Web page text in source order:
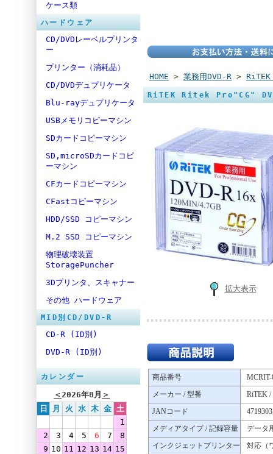
ケース類
ハードウェア
CD/DVDレーベルプリンタ
ー
プリンター（消耗品）
CD/DVDデュプリケータ
Blu-rayデュプリケータ
USBメモリコピーマシン
SDカードコピーマシン
SD,microSDカードコピ
ーマシン
CFカードコピーマシン
CFastコピーマシン
HDD/SSD コピーマシン
M.2 SSD コピーマシン
物理破壊装置
StoragePuncher
3Dプリンタ、スキャナー
その他 ハードウェア
MID別CD/DVD-R
CD-R (ID別)
DVD-R (ID別)
カレンダー
＜2026年8月 ＞
日
月 火 水 木 金 土
1
2
3 4 5 6 7
8
9 10 11 12 13 14 15
HOME > 業務用DVD-R >
RiTEK Ritek Pro"CG"
拡大表示
商品番号
MCRIT-
メーカー / 型番
RiTEK /
JANコード
メディアタイプ / 記録容量
データ
インクジェットプリンター
対応（